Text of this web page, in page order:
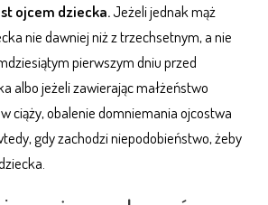
ojcem dziecka.Jeżeli jednak mąż
nie dawniej niż z trzechsetnym, a nie
pierwszym dniu przed
albo jeżeli zawierając małżeństwo
ciąży, obalenie domniemania ojcostwa
gdy zachodzi niepodobieństwo, żeby